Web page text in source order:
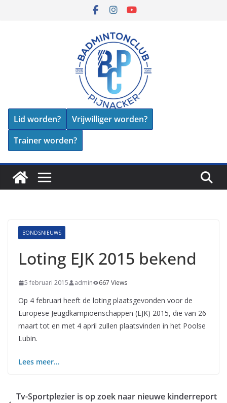
Lid worden?
Vrijwilliger worden?
Trainer worden?
BONDSNIEUWS
Loting EJK 2015 bekend
5 februari 2015 admin 667 Views
Op 4 februari heeft de loting plaatsgevonden voor de
Europese Jeugdkampioenschappen (EJK) 2015, die van 26
maart tot en met 4 april zullen plaatsvinden in het Poolse
Lubin.
Lees meer…
Tv-Sportplezier is op zoek naar nieuwe kinderreport